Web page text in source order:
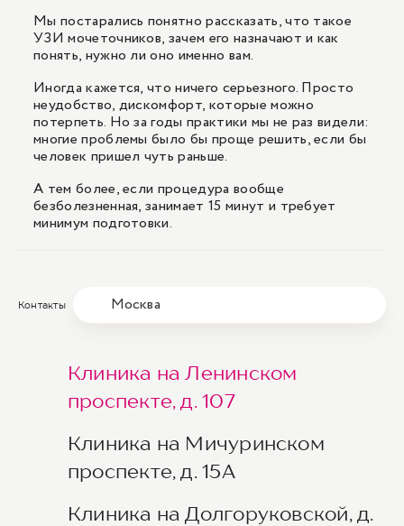
Мы постарались понятно рассказать, что такое
УЗИ мочеточников, зачем его назначают и как
понять, нужно ли оно именно вам.
Иногда кажется, что ничего серьезного. Просто
неудобство, дискомфорт, которые можно
потерпеть. Но за годы практики мы не раз видели:
многие проблемы было бы проще решить, если бы
человек пришел чуть раньше.
А тем более, если процедура вообще
безболезненная, занимает 15 минут и требует
минимум подготовки.
Контакты Москва
Клиника на Ленинском
проспекте, д. 107
Клиника на Мичуринском
проспекте, д. 15А
Клиника на Долгоруковской, д.